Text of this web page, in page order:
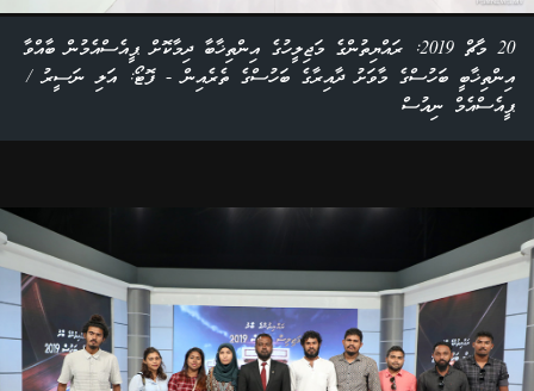
20 މާޗް 2019: ރައްޔިތުންގެ މަޖިލީހުގެ އިންތިޚާބާ ދިމާކޮށް ޕީއެސްއެމުން ބާއްވާ
އިންތިޚާބީ ބަހުސްގެ މާވަށު ދާއިރާގެ ބަހުސްގެ ތެރެއިން - ފޮޓޯ: އަލި ނަސީރު /
ޕީއެސްއެމް ނިއުސް